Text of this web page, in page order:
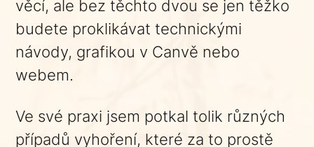
věcí, ale bez těchto dvou se jen těžko
budete proklikávat technickými
návody, grafikou v Canvě nebo
webem.
Ve své praxi jsem potkal tolik různých
případů vyhoření, které za to prostě